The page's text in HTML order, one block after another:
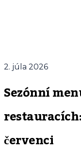
2. júla 2026
Sezónní
červenci